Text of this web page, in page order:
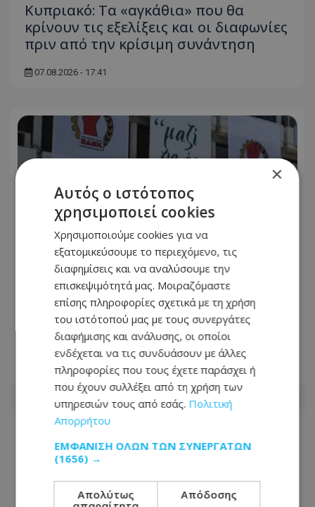
Κυπριακό: Τα «αγκάθια» που θα
κρίνουν τις εξελίξεις και οι διαφωνίες
πριν από την κρίσιμη συνάντηση
07.08.2026 - 17:41
Θρίλερ στην ΕΔΕΚ με τις
υποψηφιότητες: Στο μικροσκόπιο η
Σοφία Χριστοδούλου Μακρή
07.08.2026 - 06:43
×
Αυτός ο ιστότοπος
χρησιμοποιεί cookies
Χρησιμοποιούμε cookies για να
εξατομικεύσουμε το περιεχόμενο, τις
διαφημίσεις και να αναλύσουμε την
επισκεψιμότητά μας. Μοιραζόμαστε
επίσης πληροφορίες σχετικά με τη χρήση
του ιστότοπού μας με τους συνεργάτες
διαφήμισης και ανάλυσης, οι οποίοι
ενδέχεται να τις συνδυάσουν με άλλες
πληροφορίες που τους έχετε παράσχει ή
που έχουν συλλέξει από τη χρήση των
υπηρεσιών τους από εσάς. Πολιτική
Απορρήτου
ΕΜΦΆΝΙΣΗ ΌΛΩΝ ΤΩΝ ΣΥΝΕΡΓΑΤΏΝ
(1656) →
Απολύτως
Απόδοσης